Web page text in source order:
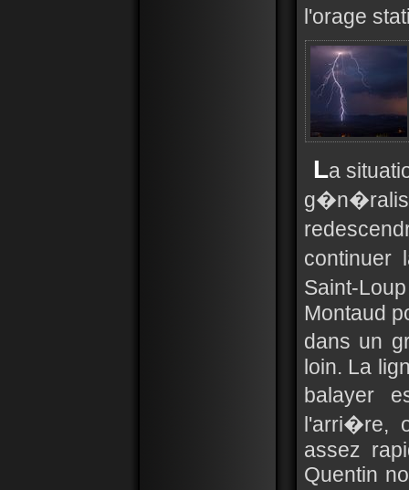
l'orage
La
Saint-
Montaud
dans un
loin. La
balayer
l'arri�re,
assez
Quentin